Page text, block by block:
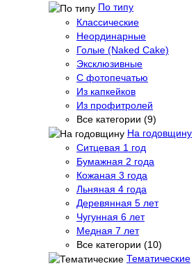
По типу
Классические
Неординарные
Голые (Naked Cake)
Эксклюзивные
С фотопечатью
Из капкейков
Из профитролей
Все категории (9)
На годовщину
Ситцевая 1 год
Бумажная 2 года
Кожаная 3 года
Льняная 4 года
Деревянная 5 лет
Чугунная 6 лет
Медная 7 лет
Все категории (10)
Тематические